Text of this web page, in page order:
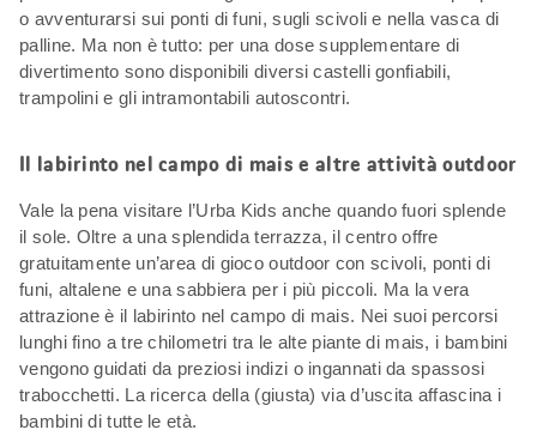
o avventurarsi sui ponti di funi, sugli scivoli e nella vasca di
palline. Ma non è tutto: per una dose supplementare di
divertimento sono disponibili diversi castelli gonfiabili,
trampolini e gli intramontabili autoscontri.
Il labirinto nel campo di mais e altre attività outdoor
Vale la pena visitare l’Urba Kids anche quando fuori splende
il sole. Oltre a una splendida terrazza, il centro offre
gratuitamente un’area di gioco outdoor con scivoli, ponti di
funi, altalene e una sabbiera per i più piccoli. Ma la vera
attrazione è il labirinto nel campo di mais. Nei suoi percorsi
lunghi fino a tre chilometri tra le alte piante di mais, i bambini
vengono guidati da preziosi indizi o ingannati da spassosi
trabocchetti. La ricerca della (giusta) via d’uscita affascina i
bambini di tutte le età.